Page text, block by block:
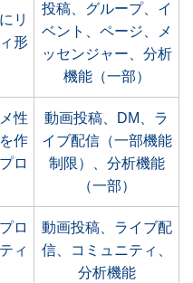
リ
形
投稿、グループ、イ
ベント、ページ、メ
ッセンジャー、分析
機能（一部）
性
作
ロ
動画投稿、DM、ラ
イブ配信（一部機能
制限）、分析機能
（一部）
ロ
ィ
動画投稿、ライブ配
信、コミュニティ、
分析機能